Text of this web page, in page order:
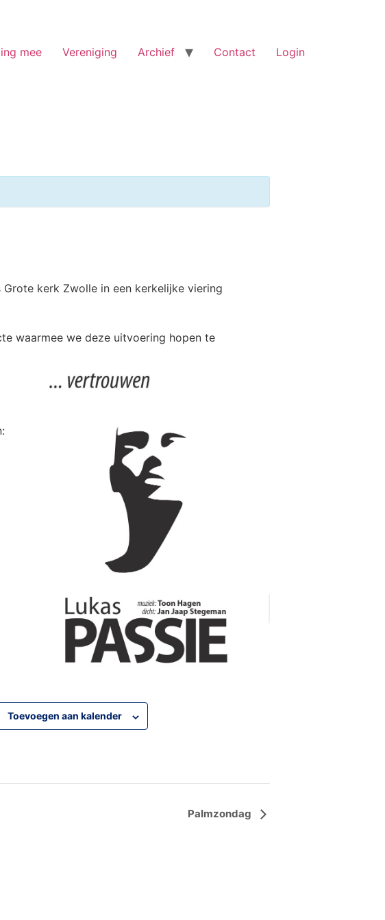
mee Vereniging Archief Contact Login
kerk Zwolle in een kerkelijke viering
waarmee we deze uitvoering hopen te
Toevoegen aan kalender
Palmzondag